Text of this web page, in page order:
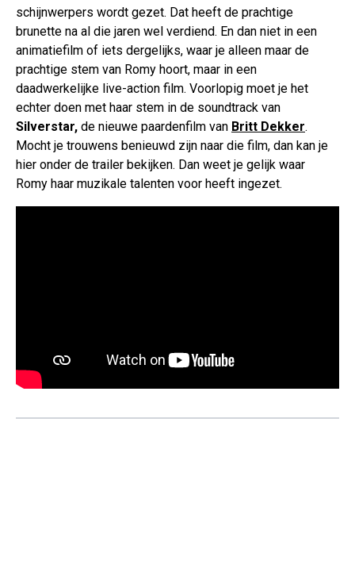
schijnwerpers wordt gezet. Dat heeft de prachtige
brunette na al die jaren wel verdiend. En dan niet in een
animatiefilm of iets dergelijks, waar je alleen maar de
prachtige stem van Romy hoort, maar in een
daadwerkelijke live-action film. Voorlopig moet je het
echter doen met haar stem in de soundtrack van
Silverstar, de nieuwe paardenfilm van Britt Dekker.
Mocht je trouwens benieuwd zijn naar die film, dan kan je
hier onder de trailer bekijken. Dan weet je gelijk waar
Romy haar muzikale talenten voor heeft ingezet.